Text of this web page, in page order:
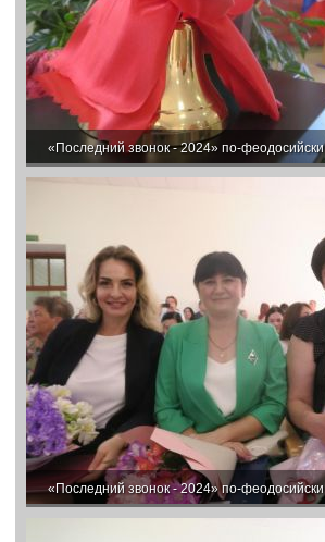
«Последний звонок - 2024» по-феодосийски
«Последний звонок - 2024» по-феодосийски